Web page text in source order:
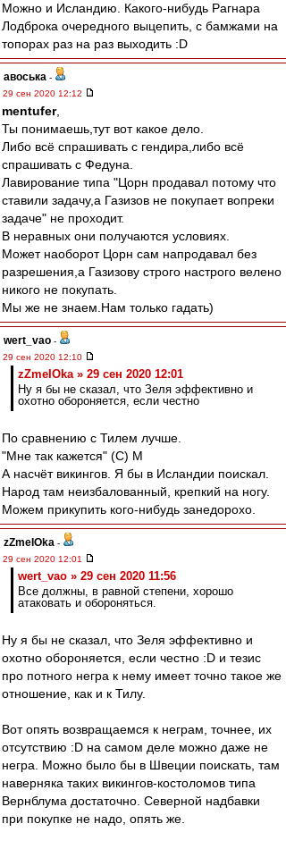
Можно и Исландию. Какого-нибудь Рагнара
Лодброка очередного выцепить, с бамжами на
топорах раз на раз выходить :D
авоська -
29 сен 2020 12:12
mentufer,
Ты понимаешь,тут вот какое дело.
Либо всё спрашивать с гендира,либо всё
спрашивать с Федуна.
Лавирование типа "Цорн продавал потому что
ставили задачу,а Газизов не покупает вопреки
задаче" не проходит.
В неравных они получаются условиях.
Может наоборот Цорн сам напродавал без
разрешения,а Газизову строго настрого велено
никого не покупать.
Мы же не знаем.Нам только гадать)
wert_vao -
29 сен 2020 12:10
zZmeIOka » 29 сен 2020 12:01
Ну я бы не сказал, что Зеля эффективно и
охотно обороняется, если честно
По сравнению с Тилем лучше.
"Мне так кажется" (С) М
А насчёт викингов. Я бы в Исландии поискал.
Народ там неизбалованный, крепкий на ногу.
Можем прикупить кого-нибудь занедорохо.
zZmeIOka -
29 сен 2020 12:01
wert_vao » 29 сен 2020 11:56
Все должны, в равной степени, хорошо
атаковать и обороняться.
Ну я бы не сказал, что Зеля эффективно и
охотно обороняется, если честно :D и тезис
про потного негра к нему имеет точно такое же
отношение, как и к Тилу.
Вот опять возвращаемся к неграм, точнее, их
отсутствию :D на самом деле можно даже не
негра. Можно было бы в Швеции поискать, там
наверняка таких викингов-костоломов типа
Вернблума достаточно. Северной надбавки
при покупке не надо, опять же.